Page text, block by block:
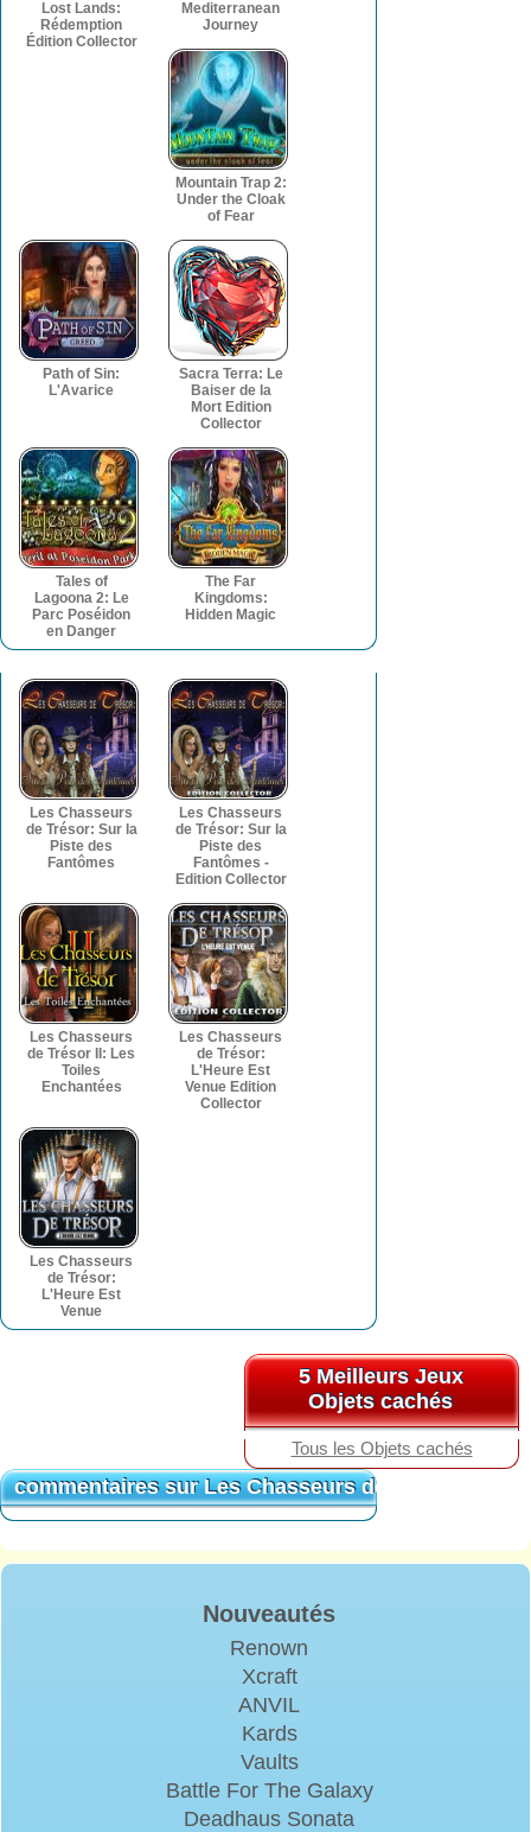
Lost Lands:
Rédemption
Édition Collector
Mediterranean
Journey
Mountain Trap 2:
Under the Cloak
of Fear
Path of Sin:
L'Avarice
Sacra Terra: Le
Baiser de la
Mort Edition
Collector
Tales of
Lagoona 2: Le
Parc Poséidon
en Danger
The Far
Kingdoms:
Hidden Magic
Les Chasseurs
de Trésor: Sur la
Piste des
Fantômes
Les Chasseurs
de Trésor: Sur la
Piste des
Fantômes -
Edition Collector
Les Chasseurs
de Trésor II: Les
Toiles
Enchantées
Les Chasseurs
de Trésor:
L'Heure Est
Venue Edition
Collector
Les Chasseurs
de Trésor:
L'Heure Est
Venue
5 Meilleurs Jeux
5 Meilleurs Jeux
Objets cachés
Objets cachés
Tous les Objets cachés
commentaires sur Les Chasseurs de Trésor :
commentaires sur Les Chasseurs de Trésor :
Nouveautés
Renown
Xcraft
ANVIL
Kards
Vaults
Battle For The Galaxy
Deadhaus Sonata